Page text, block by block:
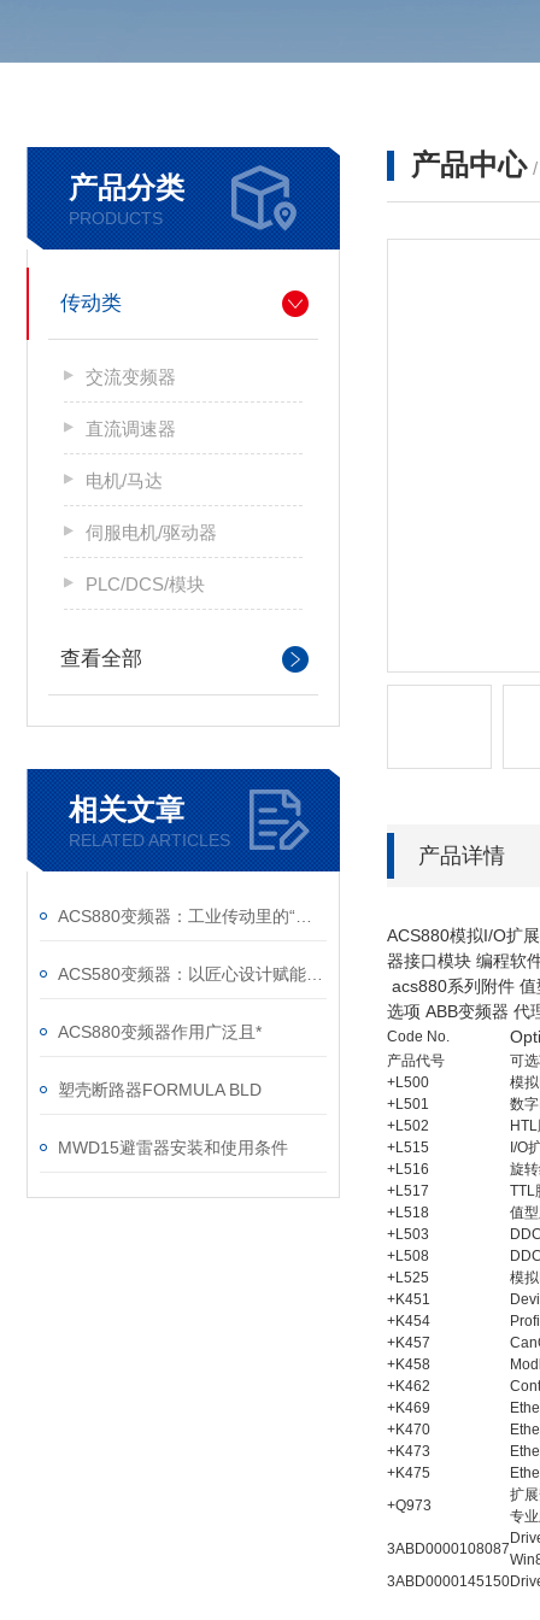
产品分类
PRODUCTS
传动类
交流变频器
直流调速器
电机/马达
伺服电机/驱动器
PLC/DCS/模块
查看全部
相关文章
RELATED ARTICLES
ACS880变频器作用广泛且*
塑壳断路器FORMULA BLD
MWD15避雷器安装和使用条件
产品中心
产品详情
ACS880模拟I/O扩
器接口模块 编程软
acs880系列附件
选项 ABB变频器 代
Code No.
产品代号
可
+L500
模
+L501
数
+L502
+L515
I/O
+L516
旋
+L517
TTL
+L518
值
+L503
+L508
+L525
模
+K451
+K454
+K457
+K458
+K462
+K469
+K470
+K473
+K475
+Q973
扩
专
3ABD0000108087
3ABD0000145150